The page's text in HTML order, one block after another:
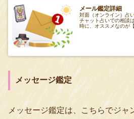
メール鑑定詳細
対面（オンライン）占
チャット占いでの相談
時に、オススメなのが
メッセージ鑑定
メッセージ鑑定は、こちらでジャ